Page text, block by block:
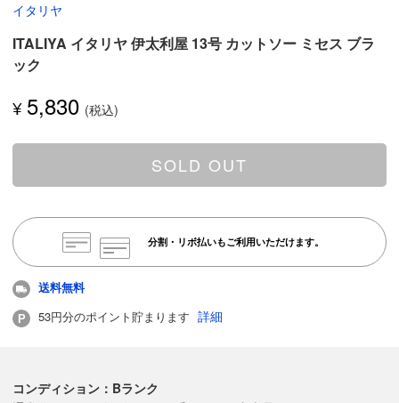
イタリヤ
ITALIYA イタリヤ 伊太利屋 13号 カットソー ミセス ブラ
ック
¥ 5,830
SOLD OUT
分割・リボ払いもご利用いただけます。
送料無料
53円分のポイント貯まります 詳細
コンディション：Bランク